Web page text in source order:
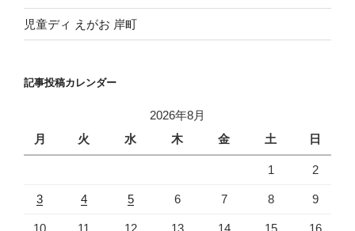
児童ディ えがお 岸町
記事投稿カレンダー
2026年8月
月
火 水 木 金 土 日
1 2
3 4 5 6 7 8 9
10 11 12 13 14 15 16